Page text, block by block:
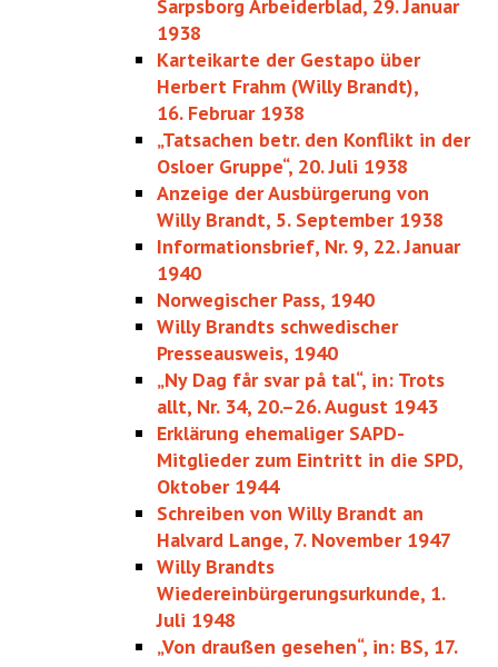
Sarpsborg Arbeiderblad, 29. Januar
1938
Karteikarte der Gestapo über
Herbert Frahm (Willy Brandt),
16. Februar 1938
„Tatsachen betr. den Konflikt in der
Osloer Gruppe“, 20. Juli 1938
Anzeige der Ausbürgerung von
Willy Brandt, 5. September 1938
Informationsbrief, Nr. 9, 22. Januar
1940
Norwegischer Pass, 1940
Willy Brandts schwedischer
Presseausweis, 1940
„Ny Dag får svar på tal“, in: Trots
allt, Nr. 34, 20.–26. August 1943
Erklärung ehemaliger SAPD-
Mitglieder zum Eintritt in die SPD,
Oktober 1944
Schreiben von Willy Brandt an
Halvard Lange, 7. November 1947
Willy Brandts
Wiedereinbürgerungs­urkunde, 1.
Juli 1948
„Von draußen gesehen“, in: BS, 17.